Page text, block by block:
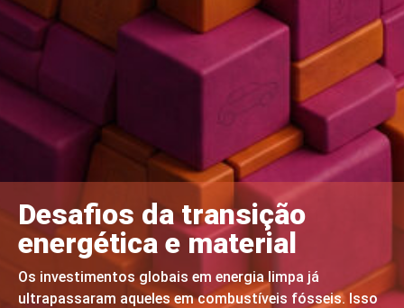
Desafios da transição
energética e material
Os investimentos globais em energia limpa já
ultrapassaram aqueles em combustíveis fósseis. Isso